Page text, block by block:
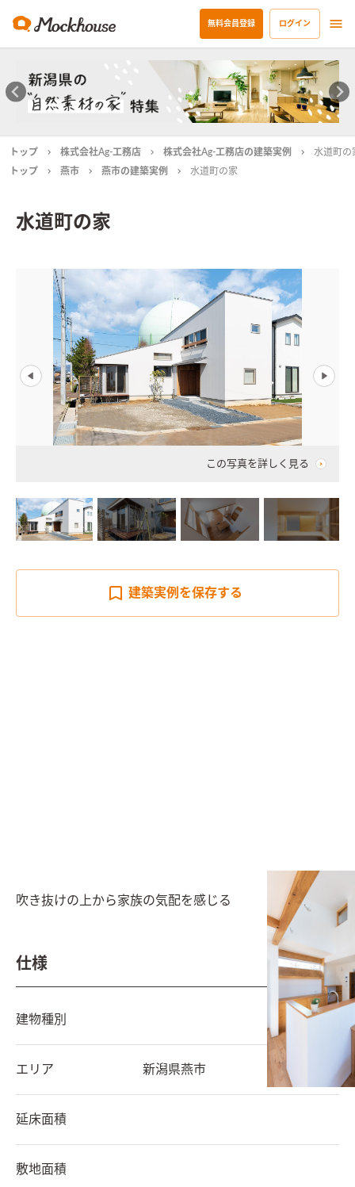
無料会員登録 ログイン
トップ 株式会社Ag-工務店 株式会社Ag-工務店の建築実例
水道町の
トップ
燕市 燕市の建築実例 水道町の家
水道町の家
この写真を詳しく見る
建築実例を保存する
吹き抜けの上から家族の気配を感じる
仕様
建物種別
エリア 新潟県燕市
延床面積
敷地面積